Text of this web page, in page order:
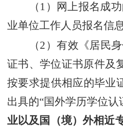
（ 1 ）网上报名成
业单位工作人员报名信
（2 ）有效《居民
证书、学位证书原件及
按要求提供相应的毕业
出具的“国外学历学位认
业以及国（境）外相近